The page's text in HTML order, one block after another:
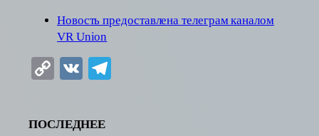
Новость предоставлена телеграм каналом
VR Union
Copy
VK
ПОСЛЕДНЕЕ